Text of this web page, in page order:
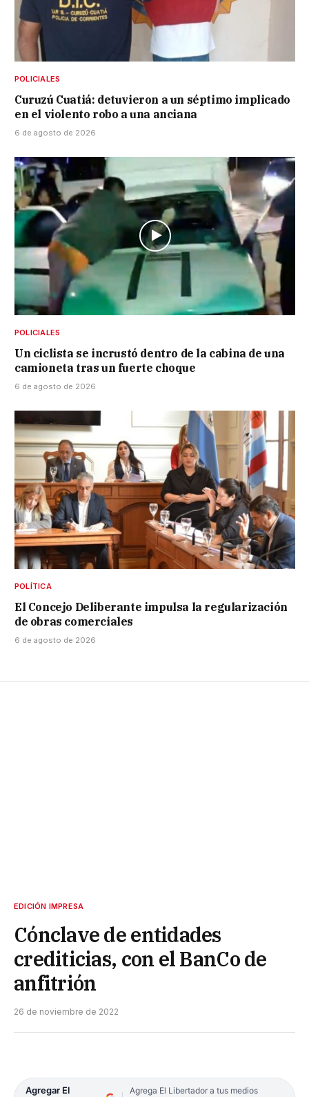
POLICIALES
Curuzú Cuatiá: detuvieron a un séptimo implicado
en el violento robo a una anciana
6 de agosto de 2026
POLICIALES
Un ciclista se incrustó dentro de la cabina de una
camioneta tras un fuerte choque
6 de agosto de 2026
POLÍTICA
El Concejo Deliberante impulsa la regularización
de obras comerciales
6 de agosto de 2026
EDICIÓN IMPRESA
Cónclave de entidades
crediticias, con el BanCo de
anfitrión
26 de noviembre de 2022
Agregar El
Agrega El Libertador a tus medios